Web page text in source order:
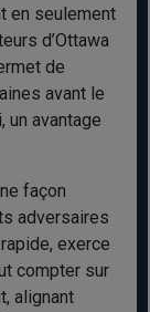
en seulement
d’Ottawa
de
avant le
un avantage
façon
adversaires
exerce
compter sur
alignant